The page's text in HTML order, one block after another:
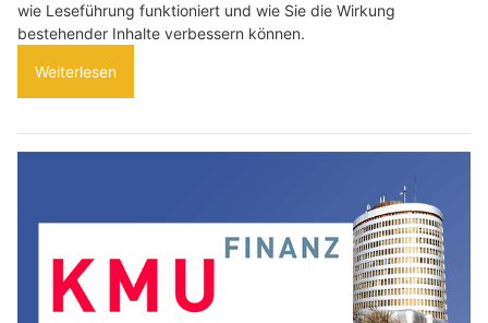
wie Leseführung funktioniert und wie Sie die Wirkung
bestehender Inhalte verbessern können.
Weiterlesen